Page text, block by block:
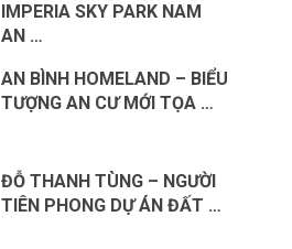
IMPERIA SKY PARK NAM
AN …
AN BÌNH HOMELAND – BIỂU
TƯỢNG AN CƯ MỚI TỌA …
ĐỖ THANH TÙNG – NGƯỜI
TIÊN PHONG DỰ ÁN ĐẤT …